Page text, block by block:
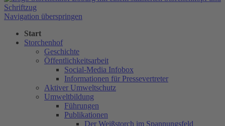
Navigation überspringen
Start
Storchenhof
Geschichte
Öffentlichkeitsarbeit
Social-Media Infobox
Informationen für Pressevertreter
Aktiver Umweltschutz
Umweltbildung
Führungen
Publikationen
Der Weißstorch im Spannungsfeld